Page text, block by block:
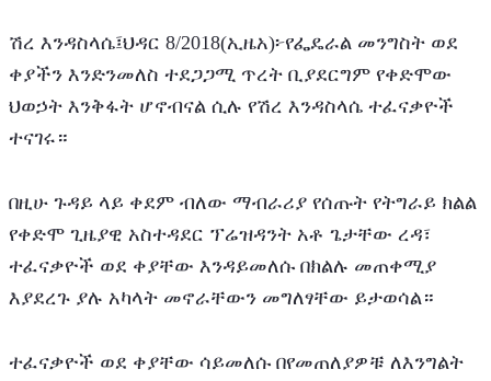
ሽረ እንዳስላሴ፤ህዳር 8/2018(ኢዜአ)፦የፌዴራል መንግስት ወደ
ቀያችን እንድንመለስ ተደጋጋሚ ጥረት ቢያደርግም የቀድሞው
ህወኃት እንቅፋት ሆኖብናል ሲሉ የሽረ እንዳስላሴ ተፈናቃዮች
ተናገሩ።
በዚሁ ጉዳይ ላይ ቀደም ብለው ማብራሪያ የሰጡት የትግራይ ክልል
የቀድሞ ጊዜያዊ አስተዳደር ፕሬዝዳንት አቶ ጌታቸው ረዳ፣
ተፈናቃዮች ወደ ቀያቸው እንዳይመለሱ በክልሉ መጠቀሚያ
እያደረጉ ያሉ አካላት መኖራቸውን መግለፃቸው ይታወሳል።
ተፈናቃዮች ወደ ቀያቸው ሳይመለሱ በየመጠለያዎቹ ለእንግልት